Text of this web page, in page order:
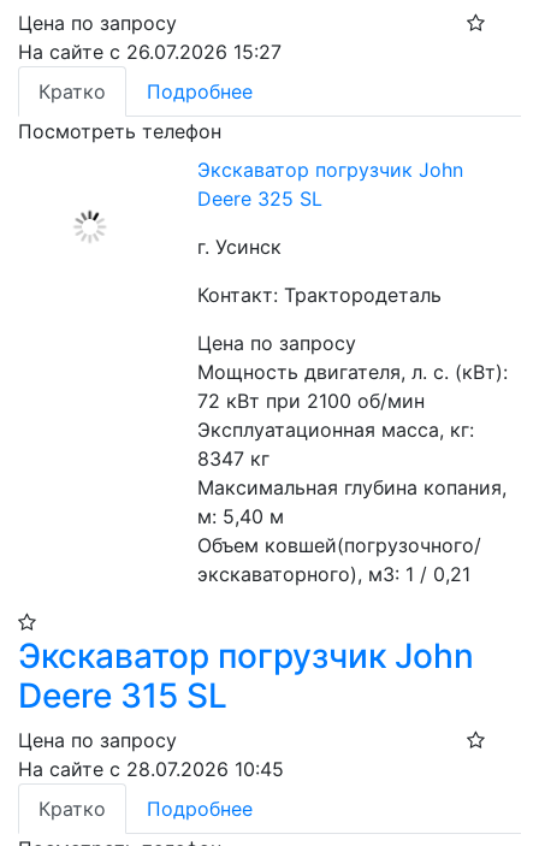
Цена по запросу
На сайте с 26.07.2026 15:27
Кратко
Подробнее
Посмотреть телефон
Экскаватор погрузчик John
Deere 325 SL
г. Усинск
Контакт: Трактородеталь
Цена по запросу
Мощность двигателя, л. с. (кВт):
72 кВт при 2100 об/мин
Эксплуатационная масса, кг:
8347 кг
Максимальная глубина копания,
м: 5,40 м
Объем ковшей(погрузочного/
экскаваторного), м3: 1 / 0,21
Экскаватор погрузчик John
Deere 315 SL
Цена по запросу
На сайте с 28.07.2026 10:45
Кратко
Подробнее